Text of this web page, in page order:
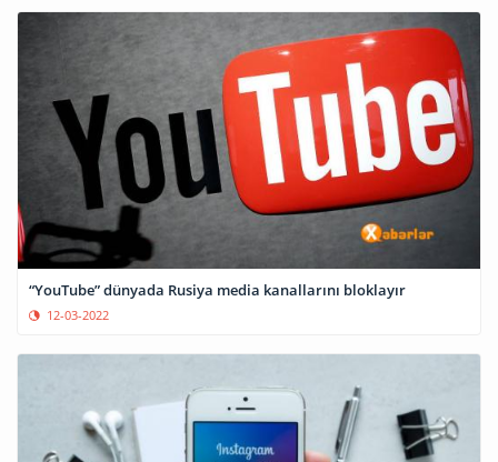
“YouTube” dünyada Rusiya media kanallarını bloklayır
12-03-2022